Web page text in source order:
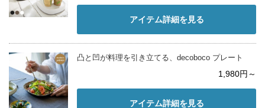
アイテム詳細を見る
凸と凹が料理を引き立てる、decoboco プレート
1,980円～
アイテム詳細を見る